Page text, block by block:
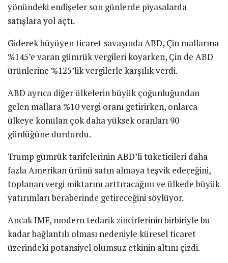
yönündeki endişeler son günlerde piyasalarda
satışlara yol açtı.
Giderek büyüyen ticaret savaşında ABD, Çin mallarına
%145’e varan gümrük vergileri koyarken, Çin de ABD
ürünlerine %125’lik vergilerle karşılık verdi.
ABD ayrıca diğer ülkelerin büyük çoğunluğundan
gelen mallara %10 vergi oranı getirirken, onlarca
ülkeye konulan çok daha yüksek oranları 90
günlüğüne durdurdu.
Trump gümrük tarifelerinin ABD’li tüketicileri daha
fazla Amerikan ürünü satın almaya teşvik edeceğini,
toplanan vergi miktarını arttıracağını ve ülkede büyük
yatırımları beraberinde getireceğini söylüyor.
Ancak IMF, modern tedarik zincirlerinin birbiriyle bu
kadar bağlantılı olması nedeniyle küresel ticaret
üzerindeki potansiyel olumsuz etkinin altını çizdi.